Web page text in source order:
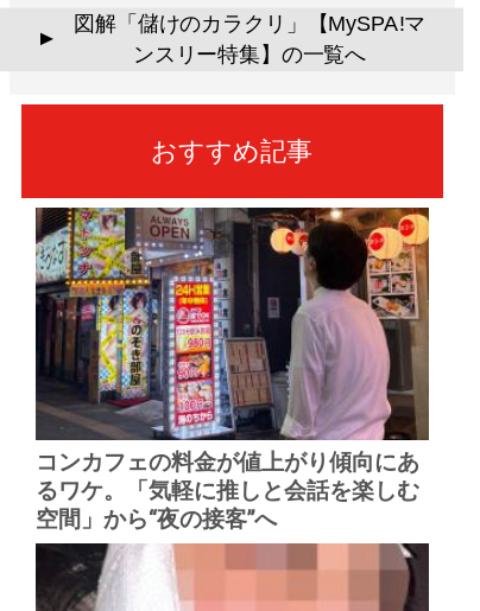
▲
図解「儲けのカラクリ」【MySPA!マ
ンスリー特集】の一覧へ
おすすめ記事
コンカフェの料金が値上がり傾向にあ
るワケ。「気軽に推しと会話を楽しむ
空間」から“夜の接客”へ